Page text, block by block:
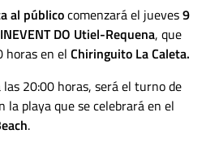
al públicocomenzará el jueves9
DO Utiel-Requena, que
horas en el Chiringuito La Caleta.
las 20:00 horas, será el turno de
la playa que se celebrará en el
.